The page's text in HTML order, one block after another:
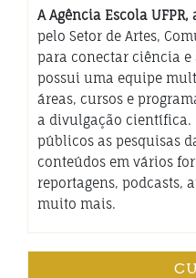
A Agência Escola UFPR,
pelo Setor de Artes,
para conectar ciência e
possui uma equipe
áreas, cursos e
a divulgação científica.
públicos as pesquisas
conteúdos em vários
reportagens, podcasts,
muito mais.